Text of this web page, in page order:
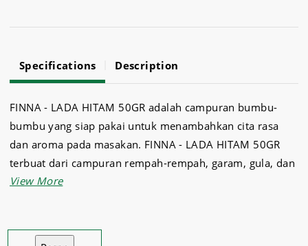
Specifications Description
FINNA - LADA HITAM 50GR adalah campuran bumbu-
bumbu yang siap pakai untuk menambahkan cita rasa
dan aroma pada masakan. FINNA - LADA HITAM 50GR
terbuat dari campuran rempah-rempah, garam, gula, dan
bahan-bahan lainnya yang telah diolah secara khusus